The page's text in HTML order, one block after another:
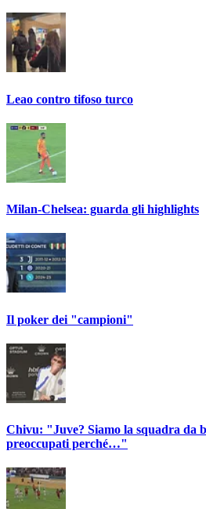
Leao contro tifoso turco
Milan-Chelsea: guarda gli highlights
Il poker dei "campioni"
Chivu: "Juve? Siamo la squadra da
preoccupati perché…"